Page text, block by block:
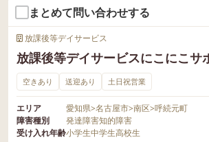
まとめて問い合わせする
放課後等デイサービス
放課後等デイサービスにこにこサ
空きあり 送迎あり 土日祝営業
エリア 愛知県>名古屋市>南区>呼続元町
障害種別
発達障害知的障害
受け入れ年齢小学生中学生高校生